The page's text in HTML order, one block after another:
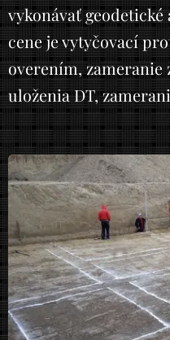
vykonávať
cene je vytyčovací
overením, zameranie
uloženia DT,